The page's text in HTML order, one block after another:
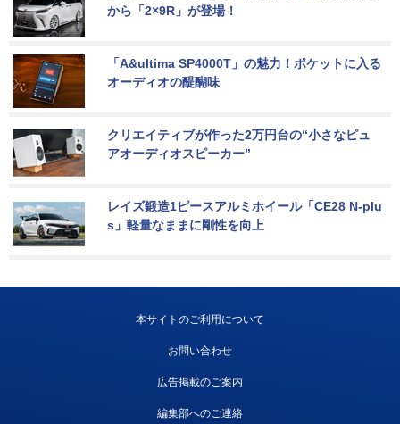
から「2×9R」が登場！
「A&ultima SP4000T」の魅力！ポケットに入る
オーディオの醍醐味
クリエイティブが作った2万円台の“小さなピュ
アオーディオスピーカー”
レイズ鍛造1ピースアルミホイール「CE28 N-plu
s」軽量なままに剛性を向上
本サイトのご利用について
お問い合わせ
広告掲載のご案内
編集部へのご連絡